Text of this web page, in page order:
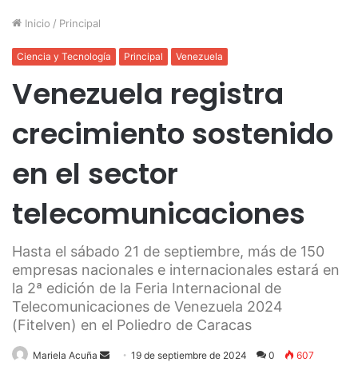
Inicio / Principal
Ciencia y Tecnología Principal Venezuela
Venezuela registra
crecimiento sostenido
en el sector
telecomunicaciones
Hasta el sábado 21 de septiembre, más de 150
empresas nacionales e internacionales estará en
la 2ª edición de la Feria Internacional de
Telecomunicaciones de Venezuela 2024
(Fitelven) en el Poliedro de Caracas
Mariela Acuña
Send19 de septiembre de 2024 0 607